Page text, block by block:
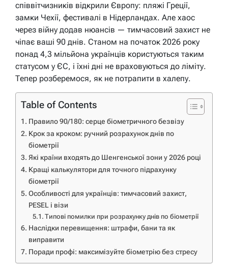
співвітчизників відкрили Європу: пляжі Греції,
замки Чехії, фестивалі в Нідерландах. Але хаос
через війну додав нюансів — тимчасовий захист не
чіпає ваші 90 днів. Станом на початок 2026 року
понад 4,3 мільйона українців користуються таким
статусом у ЄС, і їхні дні не враховуються до ліміту.
Тепер розберемося, як не потрапити в халепу.
Table of Contents
Правило 90/180: серце біометричного безвізу
Крок за кроком: ручний розрахунок днів по
біометрії
Які країни входять до Шенгенської зони у 2026 році
Кращі калькулятори для точного підрахунку
біометрії
Особливості для українців: тимчасовий захист,
PESEL і візи
Типові помилки при розрахунку днів по біометрії
Наслідки перевищення: штрафи, бани та як
виправити
Поради профі: максимізуйте біометрію без стресу